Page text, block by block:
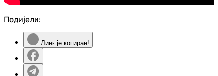
Подијели:
Линк је копиран!